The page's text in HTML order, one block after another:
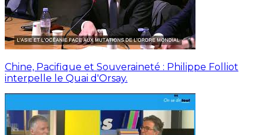
Chine, Pacifique et Souveraineté : Philippe Folliot
interpelle le Quai d'Orsay.